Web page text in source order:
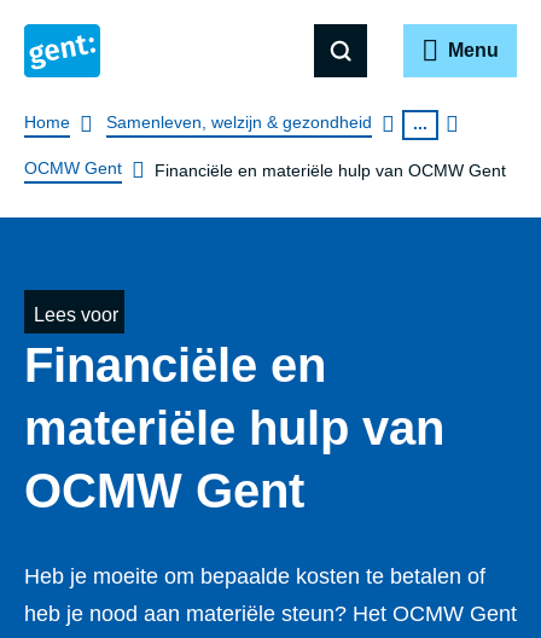
Menu
Breadcrumb
Home Samenleven, welzijn & gezondheid ...
OCMW Gent Financiële en materiële hulp van OCMW Gent
Lees voor
Financiële en
materiële hulp van
OCMW Gent
Heb je moeite om bepaalde kosten te betalen of
heb je nood aan materiële steun? Het OCMW Gent